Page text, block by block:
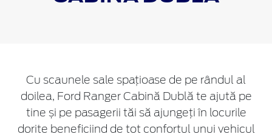
Cu scaunele sale spațioase de pe rândul al
doilea, Ford Ranger Cabină Dublă te ajută pe
tine și pe pasagerii tăi să ajungeți în locurile
dorite beneficiind de tot confortul unui vehicul